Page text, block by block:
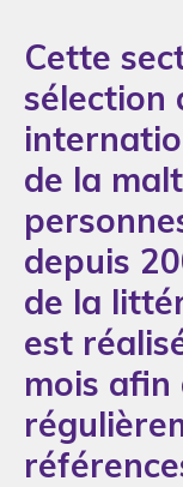
Cette
sélection
de la
depuis
de la
est
mois